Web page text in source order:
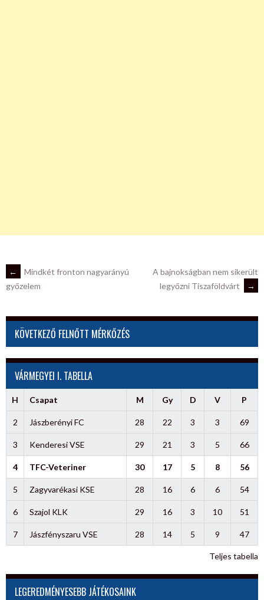
POST
NAVIGATION
←
Mindkét fronton nagyarányú
győzelem
A bajnokságban nem sikerült
legyőzni Tiszaföldvárt
→
KÖVETKEZŐ FELNŐTT MÉRKŐZÉS
VÁRMEGYEI I. TABELLA
H Csapat M Gy D V P
2 Jászberényi FC 28 22 3 3 69
3 Kenderesi VSE 29 21 3 5 66
4 TFC-Veteriner 30 17 5 8 56
5 Zagyvarékasi KSE 28 16 6 6 54
6 Szajol KLK 29 16 3 10 51
7 Jászfényszaru VSE 28 14 5 9 47
Teljes tabella
LEGEREDMÉNYESEBB JÁTÉKOSAINK